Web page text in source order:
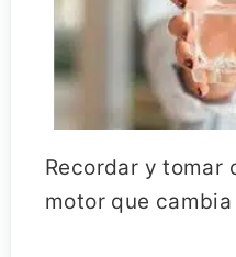
Recordar y tomar
motor que